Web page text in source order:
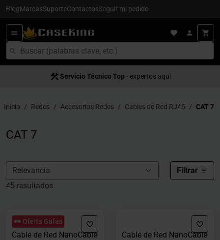
BlogMarcasSuporteContactosSeguir mi pedido
Entrega en 24/48h- para España
Servício Técnico Top - expertos aquí
Inicio Redes Accesorios Redes Cables de Red RJ45 CAT 7
CAT 7
Filtrar
45 resultados
🕶️ Oferta Gafas
Cable de Red NanoCable
Cable de Red NanoCable